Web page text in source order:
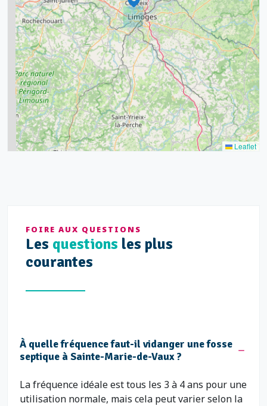
9
2
3
11
5
8
7
7
20
15
Leaflet
FOIRE AUX QUESTIONS
Les questions les plus
courantes
À quelle fréquence faut-il vidanger une fosse
septique à Sainte-Marie-de-Vaux ?
La fréquence idéale est tous les 3 à 4 ans pour une
utilisation normale, mais cela peut varier selon la